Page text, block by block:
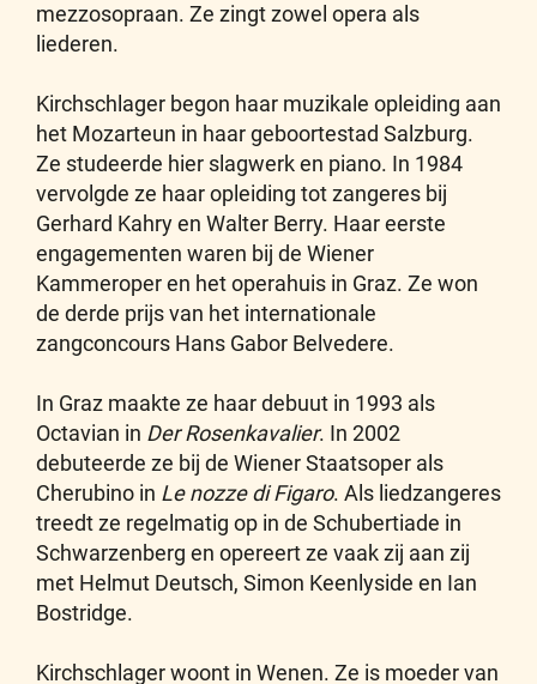
mezzosopraan. Ze zingt zowel opera als
liederen.
Kirchschlager begon haar muzikale opleiding aan
het Mozarteun in haar geboortestad Salzburg.
Ze studeerde hier slagwerk en piano. In 1984
vervolgde ze haar opleiding tot zangeres bij
Gerhard Kahry en Walter Berry. Haar eerste
engagementen waren bij de Wiener
Kammeroper en het operahuis in Graz. Ze won
de derde prijs van het internationale
zangconcours Hans Gabor Belvedere.
In Graz maakte ze haar debuut in 1993 als
Octavian in Der Rosenkavalier. In 2002
debuteerde ze bij de Wiener Staatsoper als
Cherubino in Le nozze di Figaro. Als liedzangeres
treedt ze regelmatig op in de Schubertiade in
Schwarzenberg en opereert ze vaak zij aan zij
met Helmut Deutsch, Simon Keenlyside en Ian
Bostridge.
Kirchschlager woont in Wenen. Ze is moeder van